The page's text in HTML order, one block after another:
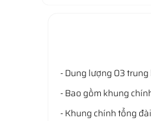
- Dung lượng 03 trung
- Bao gồm khung
- Khung chính tổng